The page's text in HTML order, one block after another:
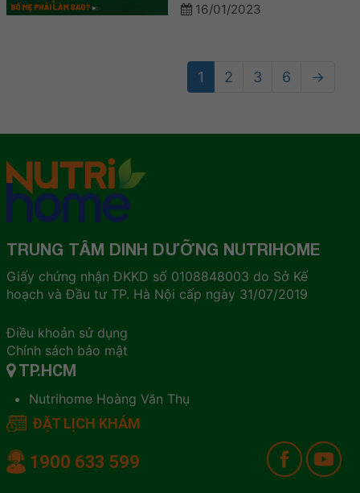
16/01/2023
1 2 3 6 →
TRUNG TÂM DINH DƯỠNG NUTRIHOME
Giấy chứng nhận ĐKKD số 0108848003 do Sở Kế
hoạch và Đầu tư TP. Hà Nội cấp ngày 31/07/2019
Điều khoản sử dụng
Chính sách bảo mật
TP.HCM
Nutrihome Hoàng Văn Thụ
ĐẶT LỊCH KHÁM
1900 633 599